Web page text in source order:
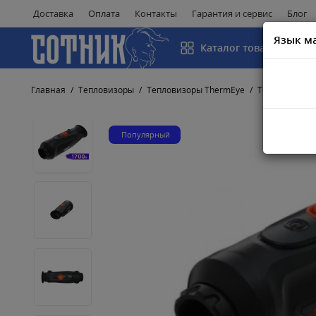
Доставка Оплата Контакты Гарантия и сервис Блог
Каталог товаров
Главная Тепловизоры Тепловизоры ThermEye Тепловизор
Язык
Популярный